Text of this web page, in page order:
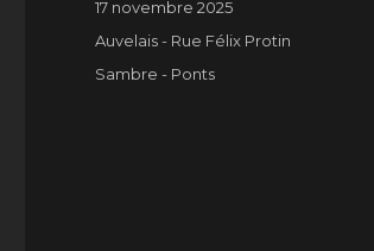
Publié
le
17 novembre 2025
Catégories
Auvelais - Rue Félix Protin
Étiquettes
Sambre - Ponts